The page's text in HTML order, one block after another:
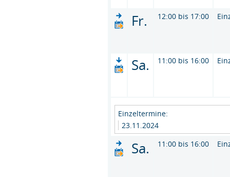
Fr. 12:00 bis 17:00
Sa. 11:00 bis 16:00
Einzeltermine:
23.11.2024
Sa. 11:00 bis 16:00